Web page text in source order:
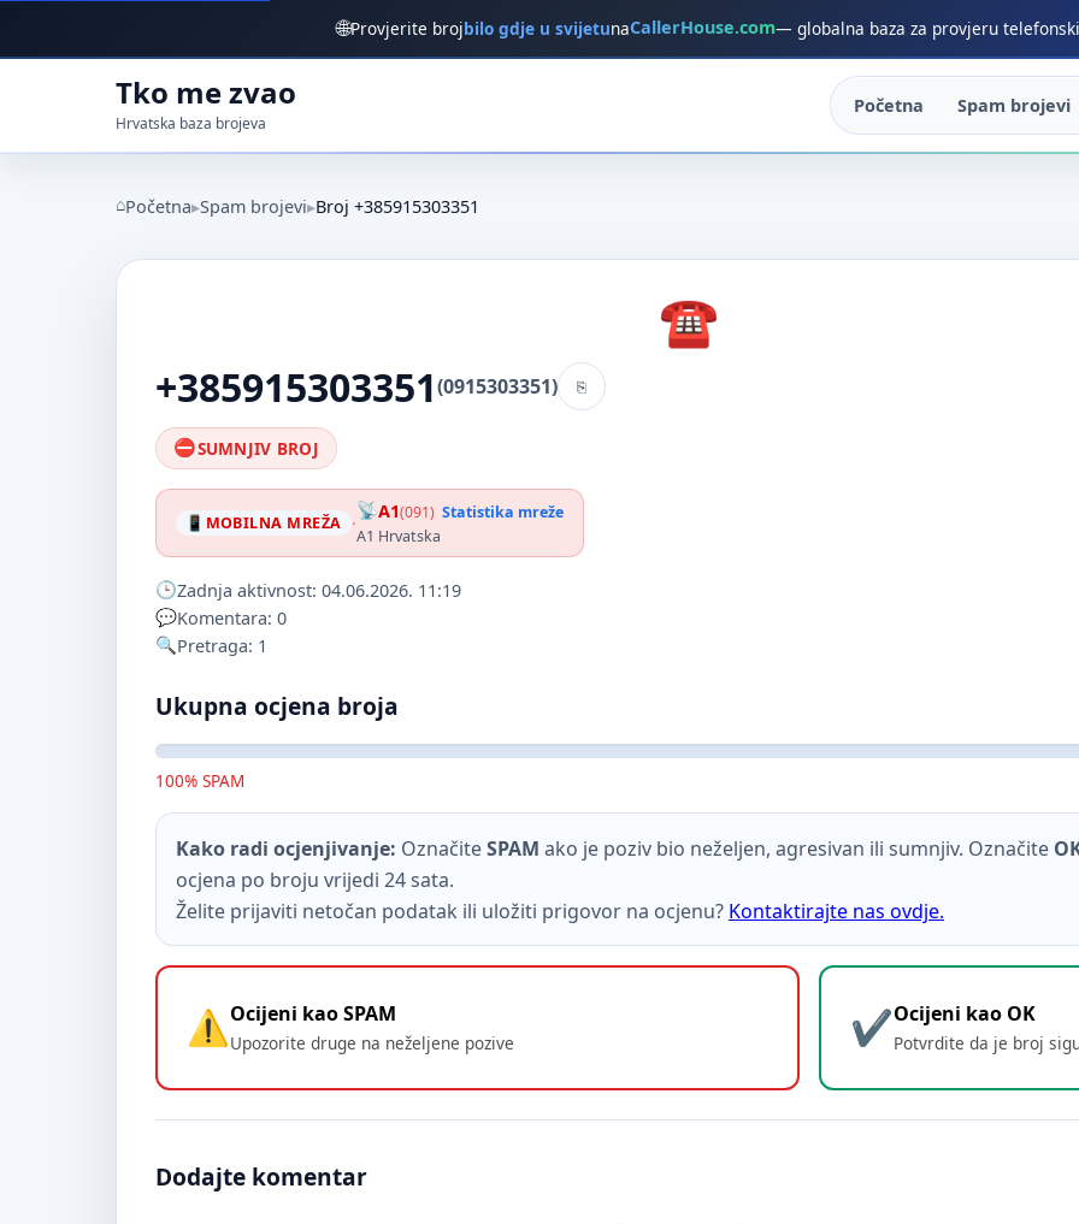
🌐Provjerite brojbilo gdje u svijetunaCallerHouse.com— globalna baza za provjeru
Tko me zvao
Hrvatska baza brojeva
Početna Spam brojevi
Početna Spam brojevi Broj +385915303351
+385915303351(0915303351)
SUMNJIV BROJ
MOBILNA MREŽA · A1(091) Statistika mreže
A1 Hrvatska
Zadnja aktivnost: 04.06.2026. 11:19
Komentara: 0
Pretraga: 1
Ukupna ocjena broja
100% SPAM
Kako radi ocjenjivanje: OznačiteSPAM ako je poziv bio neželjen, agresivan ili sumnjiv. Označite
ocjena po broju vrijedi 24 sata.
Želite prijaviti netočan podatak ili uložiti prigovor na ocjenu? Kontaktirajte nas ovdje.
Ocijeni kao SPAM
Upozorite druge na neželjene pozive
Ocijeni kao OK
Potvrdite da je broj
Dodajte komentar